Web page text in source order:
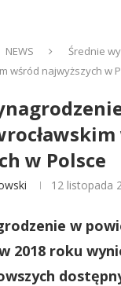
NEWS
Średnie
wśród najwyższych w
w Polsce
12 listopada
w
2018 roku